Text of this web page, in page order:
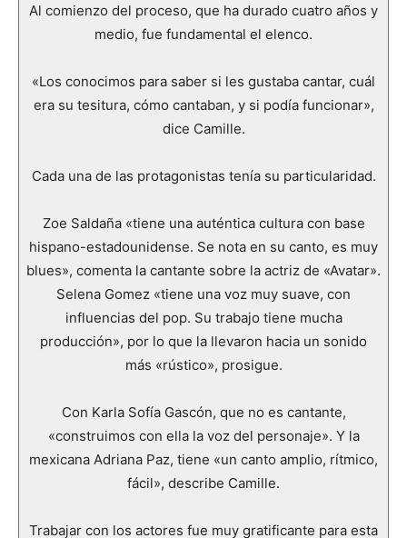
Al comienzo del proceso, que ha durado cuatro años y
medio, fue fundamental el elenco.
«Los conocimos para saber si les gustaba cantar, cuál
era su tesitura, cómo cantaban, y si podía funcionar»,
dice Camille.
Cada una de las protagonistas tenía su particularidad.
Zoe Saldaña «tiene una auténtica cultura con base
hispano-estadounidense. Se nota en su canto, es muy
blues», comenta la cantante sobre la actriz de «Avatar».
Selena Gomez «tiene una voz muy suave, con
influencias del pop. Su trabajo tiene mucha
producción», por lo que la llevaron hacia un sonido
más «rústico», prosigue.
Con Karla Sofía Gascón, que no es cantante,
«construimos con ella la voz del personaje». Y la
mexicana Adriana Paz, tiene «un canto amplio, rítmico,
fácil», describe Camille.
Trabajar con los actores fue muy gratificante para esta